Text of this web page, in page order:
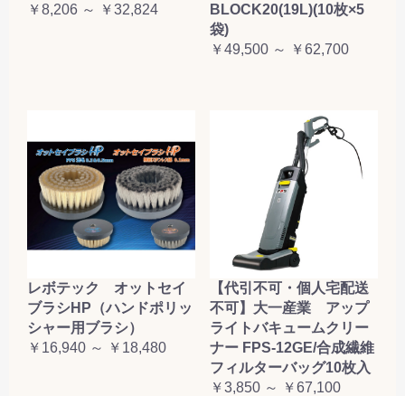
￥8,206 ～ ￥32,824
BLOCK20(19L)(10枚×5
袋)
￥49,500 ～ ￥62,700
レボテック オットセイ
ブラシHP（ハンドポリッ
シャー用ブラシ）
￥16,940 ～ ￥18,480
【代引不可・個人宅配送
不可】大一産業 アップ
ライトバキュームクリー
ナー FPS-12GE/合成繊維
フィルターバッグ10枚入
￥3,850 ～ ￥67,100